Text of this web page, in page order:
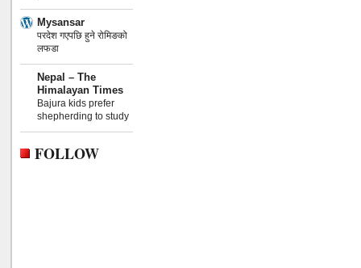
Mysansar
परदेश गएपछि हुने रोमिङको
लफडा
Nepal – The
Himalayan Times
Bajura kids prefer
shepherding to study
FOLLOW